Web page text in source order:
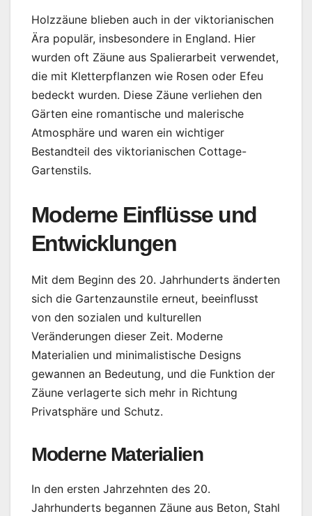
Holzzäune blieben auch in der viktorianischen
Ära populär, insbesondere in England. Hier
wurden oft Zäune aus Spalierarbeit verwendet,
die mit Kletterpflanzen wie Rosen oder Efeu
bedeckt wurden. Diese Zäune verliehen den
Gärten eine romantische und malerische
Atmosphäre und waren ein wichtiger
Bestandteil des viktorianischen Cottage-
Gartenstils.
Moderne Einflüsse und
Entwicklungen
Mit dem Beginn des 20. Jahrhunderts änderten
sich die Gartenzaunstile erneut, beeinflusst
von den sozialen und kulturellen
Veränderungen dieser Zeit. Moderne
Materialien und minimalistische Designs
gewannen an Bedeutung, und die Funktion der
Zäune verlagerte sich mehr in Richtung
Privatsphäre und Schutz.
Moderne Materialien
In den ersten Jahrzehnten des 20.
Jahrhunderts begannen Zäune aus Beton, Stahl